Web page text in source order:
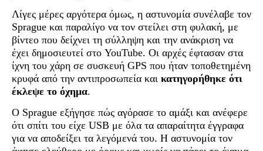
Λίγες μέρες αργότερα όμως, η αστυνομία συνέλαβε τον
Sprague και παραλίγο να τον στείλει στη φυλακή, με
βίντεο που δείχνει τη σύλληψη και την ανάκριση να
έχει δημοσιευτεί στο YouTube. Οι αρχές έφτασαν στα
ίχνη του χάρη σε συσκευή GPS που ήταν τοποθετημένη
κρυφά από την αντιπροσωπεία και κατηγορήθηκε ότι
έκλεψε το όχημα.
Ο Sprague εξήγησε πώς αγόρασε το αμάξι και ανέφερε
ότι σπίτι του είχε USB με όλα τα απαραίτητα έγγραφα
για να αποδείξει τα λεγόμενά του. Η αστυνομία τον